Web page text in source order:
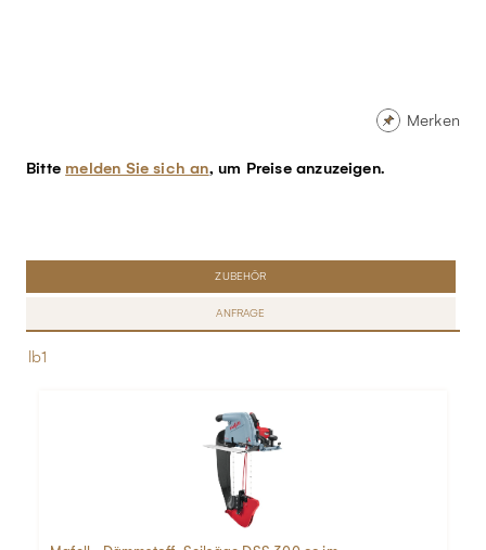
Merken
Bitte melden Sie sich an, um Preise anzuzeigen.
ZUBEHÖR
ANFRAGE
lb1